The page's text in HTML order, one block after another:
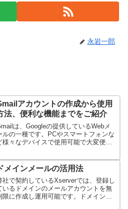
永岩一郎
アカウントの作成から使用
法、便利な機能までをご紹介
は、Googleの提供しているWebメ
ルの一種です。PCやスマートフォンな
様々なデバイスで使用可能で大変便利
のアカウント登録方法、メールの送
・受信の方法や送信日時の指定方法、
ベ...
ドメインメールの活用法
社で契約しているXserverでは、登録し
いるドメインのメールアカウントを無
限に作成し運用可能です。ドメイン名